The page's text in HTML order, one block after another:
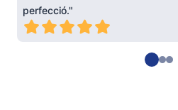
perfecció."